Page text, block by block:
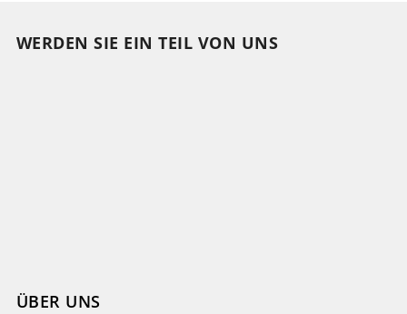
WERDEN SIE EIN TEIL VON UNS
ÜBER UNS